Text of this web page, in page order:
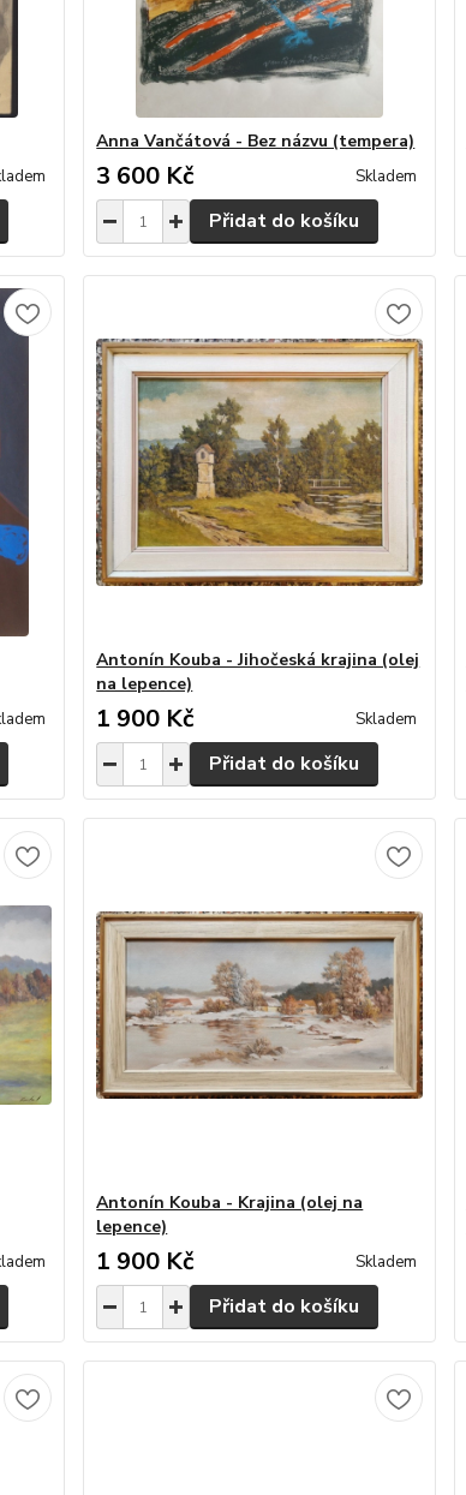
Anna Vančátová - Bez názvu (tempera)
3 600 Kč Skladem
Přidat do košíku
Antonín Kouba - Jihočeská krajina (olej
na lepence)
1 900 Kč Skladem
Přidat do košíku
Antonín Kouba - Krajina (olej na
lepence)
1 900 Kč Skladem
Přidat do košíku